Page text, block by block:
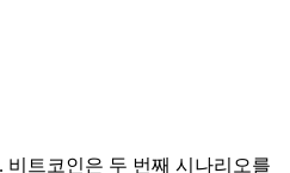
트코인은 두 번째 시나리오를